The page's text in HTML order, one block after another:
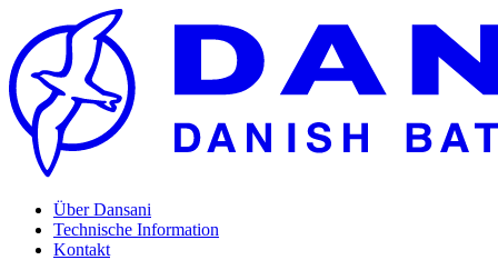
Über Dansani
Technische Information
Kontakt